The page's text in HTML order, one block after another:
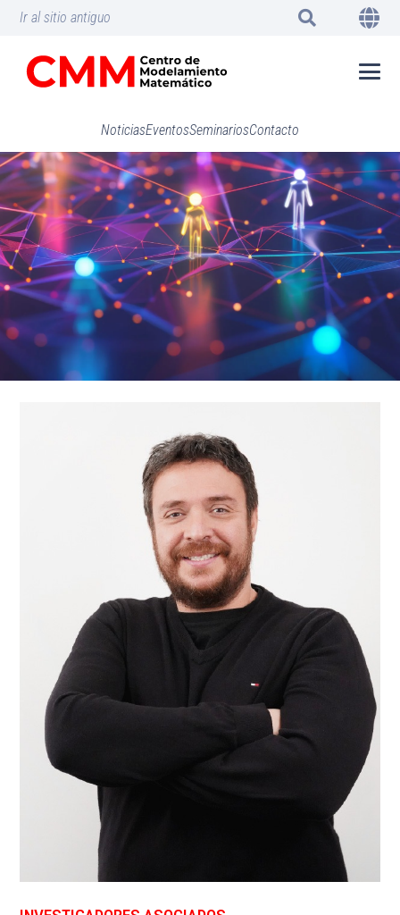
Ir al sitio antiguo
NoticiasEventosSeminariosContacto